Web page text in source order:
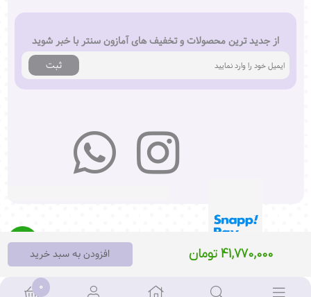
0
41,770,000 تومان افزودن به سبد خرید
از جدید ترین محصولات و تخفیف های آمازون سنتر با خبر شوید
ثبت